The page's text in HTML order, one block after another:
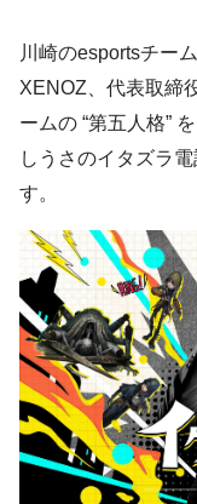
川崎のesportsチー
XENOZ、代表取締
ームの “第五人格”
しうさのイタズラ
す。